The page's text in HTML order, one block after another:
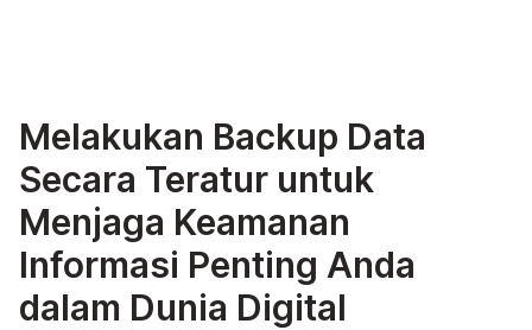
Melakukan Backup Data
Secara Teratur untuk
Menjaga Keamanan
Informasi Penting Anda
dalam Dunia Digital